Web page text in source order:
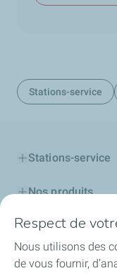
Stations-service
Stations-service
Nos produits
Cartes
Professionnels
Respect de
Nous utilisons des
de vous fournir,